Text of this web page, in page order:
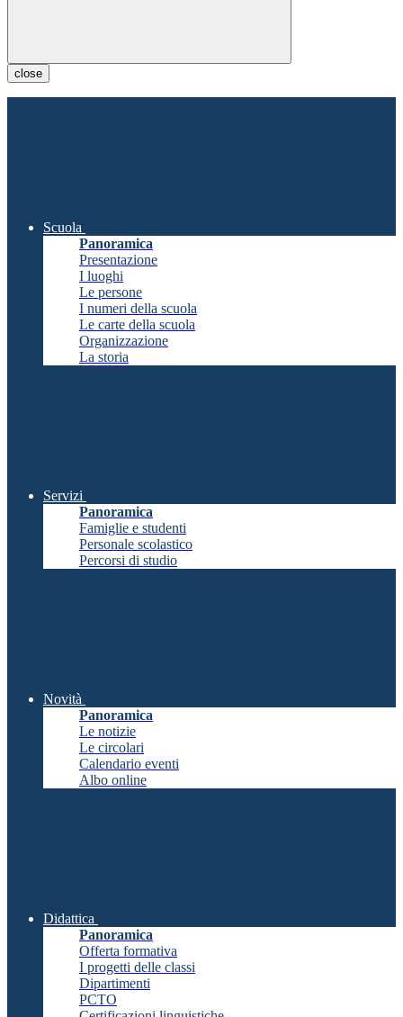
close
Scuola
Panoramica
Presentazione
I luoghi
Le persone
I numeri della scuola
Le carte della scuola
Organizzazione
La storia
Servizi
Panoramica
Famiglie e studenti
Personale scolastico
Percorsi di studio
Novità
Panoramica
Le notizie
Le circolari
Calendario eventi
Albo online
Didattica
Panoramica
Offerta formativa
I progetti delle classi
Dipartimenti
PCTO